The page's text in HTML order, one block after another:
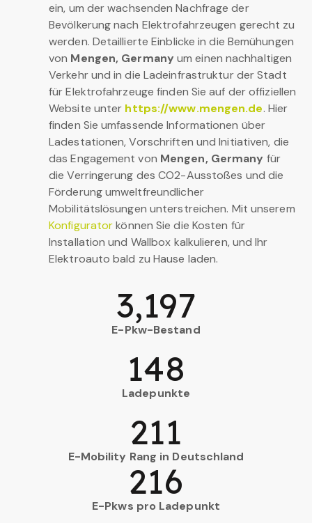
ein, um der wachsenden Nachfrage der
Bevölkerung nach Elektrofahrzeugen gerecht zu
werden. Detaillierte Einblicke in die Bemühungen
von Mengen, Germany um einen nachhaltigen
Verkehr und in die Ladeinfrastruktur der Stadt
für Elektrofahrzeuge finden Sie auf der offiziellen
Website unter https://www.mengen.de. Hier
finden Sie umfassende Informationen über
Ladestationen, Vorschriften und Initiativen, die
das Engagement von Mengen, Germany für
die Verringerung des CO2-Ausstoßes und die
Förderung umweltfreundlicher
Mobilitätslösungen unterstreichen. Mit unserem
Konfiguratorkönnen Sie die Kosten für
Installation und Wallbox kalkulieren, und Ihr
Elektroauto bald zu Hause laden.
E-Pkw-Bestand
3,197
Ladepunkte
148
E-Mobility Rang in Deutschland
211
E-Pkws pro Ladepunkt
216